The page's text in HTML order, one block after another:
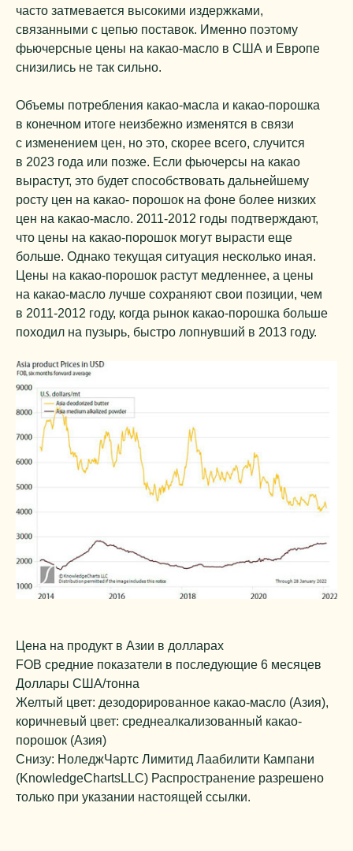
часто затмевается высокими издержками,
связанными с цепью поставок. Именно поэтому
фьючерсные цены на какао-масло в США и Европе
снизились не так сильно.
Объемы потребления какао-масла и какао-порошка
в конечном итоге неизбежно изменятся в связи
с изменением цен, но это, скорее всего, случится
в 2023 года или позже. Если фьючерсы на какао
вырастут, это будет способствовать дальнейшему
росту цен на какао- порошок на фоне более низких
цен на какао-масло. 2011-2012 годы подтверждают,
что цены на какао-порошок могут вырасти еще
больше. Однако текущая ситуация несколько иная.
Цены на какао-порошок растут медленнее, а цены
на какао-масло лучше сохраняют свои позиции, чем
в 2011-2012 году, когда рынок какао-порошка больше
походил на пузырь, быстро лопнувший в 2013 году.
Цена на продукт в Азии в долларах
FOB средние показатели в последующие 6 месяцев
Доллары США/тонна
Желтый цвет: дезодорированное какао-масло (Азия),
коричневый цвет: среднеалкализованный какао-
порошок (Азия)
Снизу: НоледжЧартс Лимитид Лаабилити Кампани
(KnowledgeChartsLLC) Распространение разрешено
только при указании настоящей ссылки.